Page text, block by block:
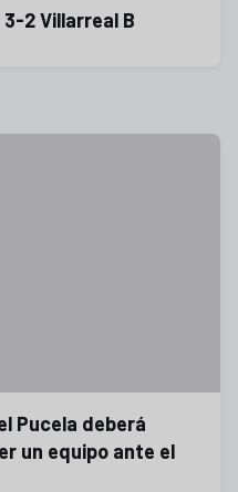
3-2 Villarreal B
Pucela deberá
un equipo ante el